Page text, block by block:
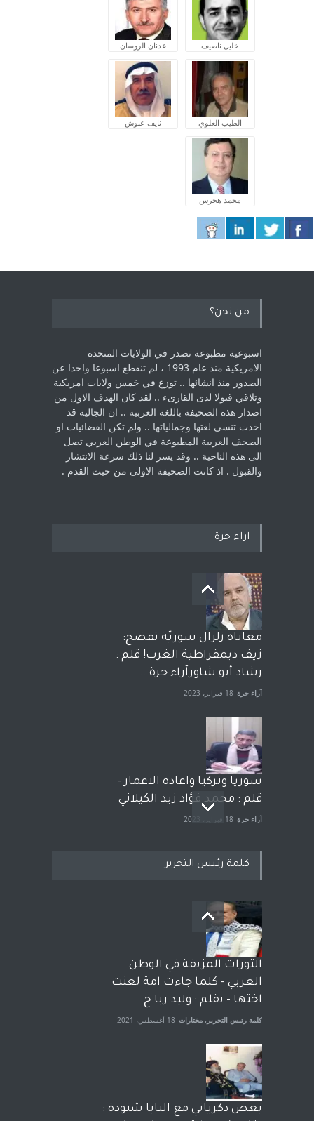
خليل ناصيف عدنان الروسان
الطيب العلوي نايف عبوش
محمد هجرس
من نحن؟
اسبوعية مطبوعة تصدر في الولايات المتحده
الامريكية منذ عام 1993 ، لم ‏تنقطع اسبوعا واحدا عن
الصدور منذ انشائها .. توزع في خمس ولايات امريكية
‏وتلاقي قبولا لدى القارىء ..‏ لقد كان الهدف الاول من
اصدار هذه الصحيفة باللغة العربية .. ان الجالية قد
اخذت ‏تنسى لغتها وجمالياتها .. ولم تكن الفضائيات او
الصحف العربية المطبوعة في الوطن ‏العربي تصل
الى هذه الناحية .. وقد يسر لنا ذلك سرعة الانتشار
والقبول . اذ كانت ‏الصحيفة الاولى من حيث القدم . ‏
اراء حرة
معاناة زلزال سوريّة تفضح:
زيف ديمقراطية الغرب! قلم :
رشاد أبو شاورآراء حرة ..
آراء حرة 18 فبراير، 2023
سوريا وتركيا واعادة الاعمار -
قلم : محمد فؤاد زيد الكيلاني
آراء حرة 18 فبراير، 2023
بعد معارك قضائية طاحنة كتب
وترافع فيها بنفسه مرة اخرى..
الشيخ طارق يوسف يقهر
الحكومة الأمريكية ، فأعطوه
الجنسية عن يد وهم صاغرون،
آراء حرة مختارات 7 أبريل، 2023
كلمة رئيس التحرير
الثورات المزيفة في الوطن
العربي - كلما جاءت امة لعنت
اختها - بقلم : وليد ربا ح
كلمة رئيس التحرير , مختارات 18 أغسطس، 2021
بعض ذكرياتي مع البابا شنودة :